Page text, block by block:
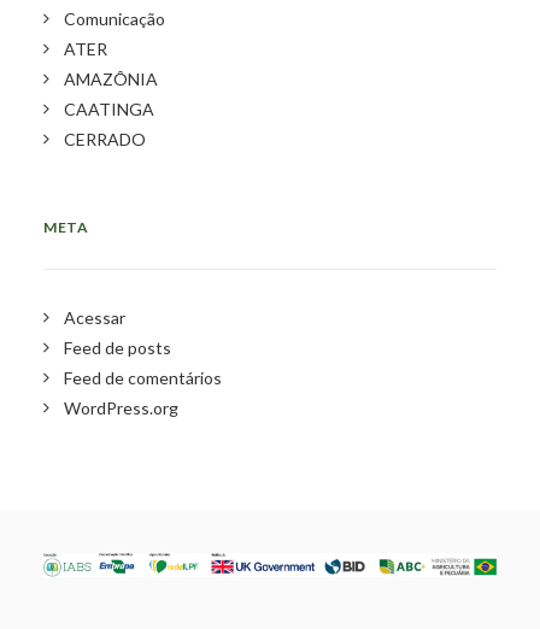
Comunicação
ATER
AMAZÔNIA
CAATINGA
CERRADO
META
Acessar
Feed de posts
Feed de comentários
WordPress.org